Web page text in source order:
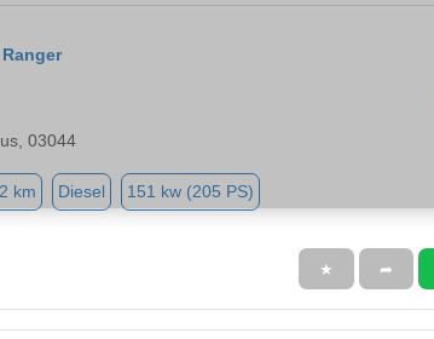
03044
km Diesel 151 kw (205 PS)
★ ➦